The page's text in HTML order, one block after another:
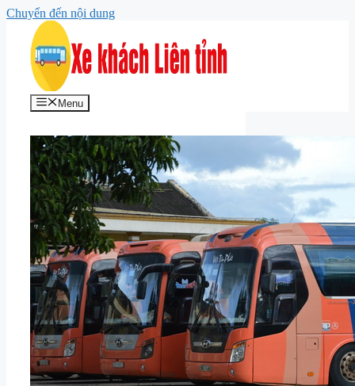
Chuyển đến nội dung
Menu